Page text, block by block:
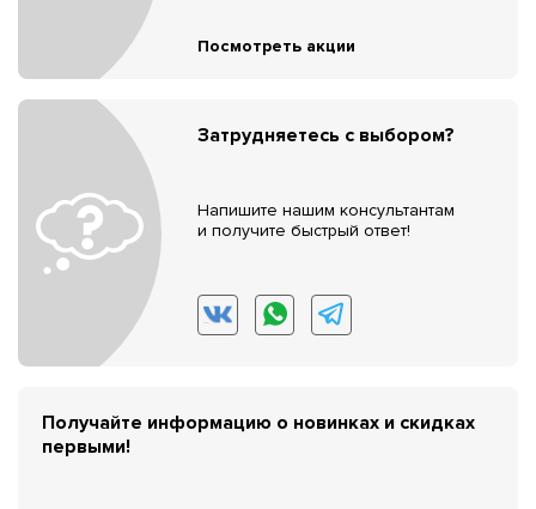
Посмотреть акции
Затрудняетесь с выбором?
Напишите нашим консультантам
и получите быстрый ответ!
Получайте информацию о новинках и скидках
первыми!